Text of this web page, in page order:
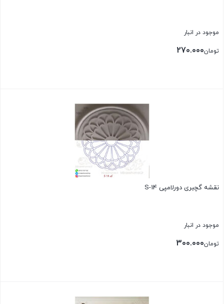
موجود در انبار
تومان270.000
نقشه گچبری دورلامپی S-14
موجود در انبار
تومان300.000